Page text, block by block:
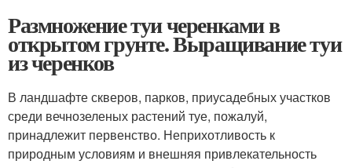
Размножение туи черенками в
открытом грунте. Выращивание туи
из черенков
В ландшафте скверов, парков, приусадебных участков
среди вечнозеленых растений туе, пожалуй,
принадлежит первенство. Неприхотливость к
природным условиям и внешняя привлекательность